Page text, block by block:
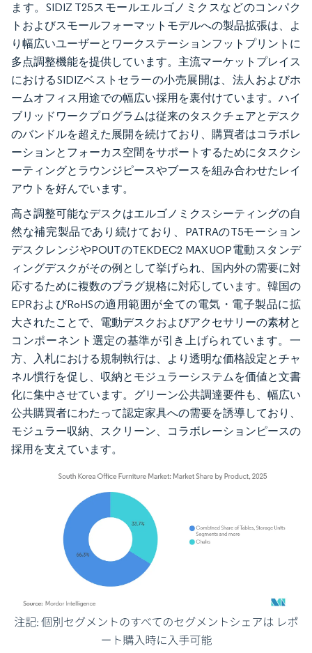
ます。SIDIZ T25スモールエルゴノミクスなどのコンパク
トおよびスモールフォーマットモデルへの製品拡張は、よ
り幅広いユーザーとワークステーションフットプリントに
多点調整機能を提供しています。主流マーケットプレイス
におけるSIDIZベストセラーの小売展開は、法人およびホ
ームオフィス用途での幅広い採用を裏付けています。ハイ
ブリッドワークプログラムは従来のタスクチェアとデスク
のバンドルを超えた展開を続けており、購買者はコラボレ
ーションとフォーカス空間をサポートするためにタスクシ
ーティングとラウンジピースやブースを組み合わせたレイ
アウトを好んでいます。
高さ調整可能なデスクはエルゴノミクスシーティングの自
然な補完製品であり続けており、PATRAのT5モーション
デスクレンジやPOUTのTEKDEC2 MAX UOP電動スタンデ
ィングデスクがその例として挙げられ、国内外の需要に対
応するために複数のプラグ規格に対応しています。韓国の
EPRおよびRoHSの適用範囲が全ての電気・電子製品に拡
大されたことで、電動デスクおよびアクセサリーの素材と
コンポーネント選定の基準が引き上げられています。一
方、入札における規制執行は、より透明な価格設定とチャ
ネル慣行を促し、収納とモジュラーシステムを価値と文書
化に集中させています。グリーン公共調達要件も、幅広い
公共購買者にわたって認定家具への需要を誘導しており、
モジュラー収納、スクリーン、コラボレーションピースの
採用を支えています。
画像 © Mordor Intelligence。再利用にはCC BY 4.0の表示が必要です。